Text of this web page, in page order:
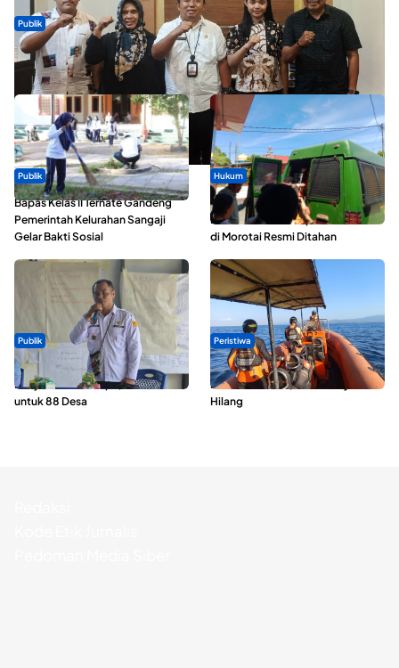
Publik
Dua Talenta Muda Ternate Wakili Maluku Utara di Gita Bahana
Nusantara 2026
Publik
Bapas Kelas II Ternate Gandeng
Pemerintah Kelurahan Sangaji
Gelar Bakti Sosial
Hukum
Oknum ASN yang Diduga Lakukan
Pelecehan Terhadap 5 Siswa SMA
di Morotai Resmi Ditahan
Publik
ABDESI Morotai Apresiasi
Penyaluran ADD Rp3,13 Miliar
untuk 88 Desa
Peristiwa
Dua Longboat Bertabrakan di
Perairan Taliabu, Satu Nelayan
Hilang